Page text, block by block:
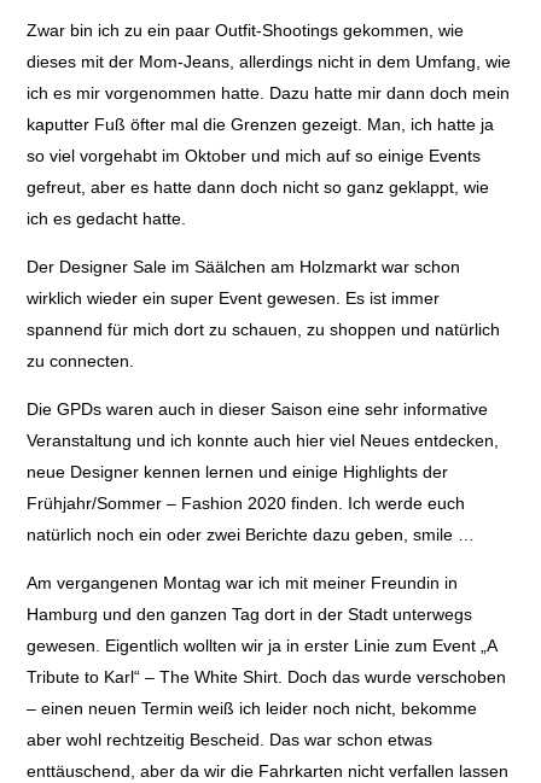
Zwar bin ich zu ein paar Outfit-Shootings gekommen, wie
dieses mit der Mom-Jeans, allerdings nicht in dem Umfang, wie
ich es mir vorgenommen hatte. Dazu hatte mir dann doch mein
kaputter Fuß öfter mal die Grenzen gezeigt. Man, ich hatte ja
so viel vorgehabt im Oktober und mich auf so einige Events
gefreut, aber es hatte dann doch nicht so ganz geklappt, wie
ich es gedacht hatte.
Der Designer Sale im Säälchen am Holzmarkt war schon
wirklich wieder ein super Event gewesen. Es ist immer
spannend für mich dort zu schauen, zu shoppen und natürlich
zu connecten.
Die GPDs waren auch in dieser Saison eine sehr informative
Veranstaltung und ich konnte auch hier viel Neues entdecken,
neue Designer kennen lernen und einige Highlights der
Frühjahr/Sommer – Fashion 2020 finden. Ich werde euch
natürlich noch ein oder zwei Berichte dazu geben, smile …
Am vergangenen Montag war ich mit meiner Freundin in
Hamburg und den ganzen Tag dort in der Stadt unterwegs
gewesen. Eigentlich wollten wir ja in erster Linie zum Event „A
Tribute to Karl“ – The White Shirt. Doch das wurde verschoben
– einen neuen Termin weiß ich leider noch nicht, bekomme
aber wohl rechtzeitig Bescheid. Das war schon etwas
enttäuschend, aber da wir die Fahrkarten nicht verfallen lassen